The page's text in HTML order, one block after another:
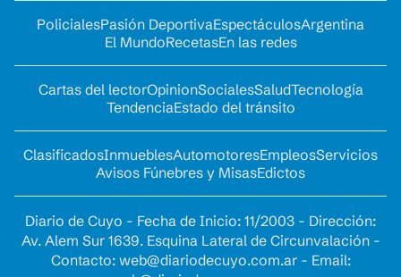
PolicialesPasión DeportivaEspectáculosArgentina
El MundoRecetasEn las redes
Cartas del lectorOpinionSocialesSaludTecnología
TendenciaEstado del tránsito
ClasificadosInmueblesAutomotoresEmpleosServicios
Avisos Fúnebres y MisasEdictos
Diario de Cuyo - Fecha de Inicio: 11/2003 - Dirección:
Av. Alem Sur 1639. Esquina Lateral de Circunvalación -
Contacto: web@diariodecuyo.com.ar- Email: